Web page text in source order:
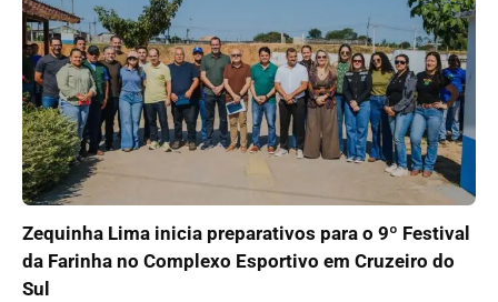
Zequinha Lima inicia preparativos para o 9º Festival
da Farinha no Complexo Esportivo em Cruzeiro do
Sul